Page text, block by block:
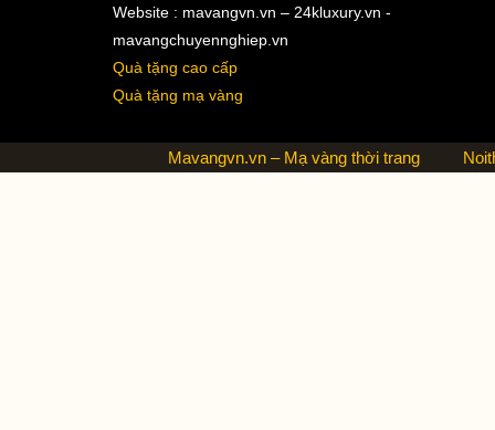
Website : mavangvn.vn – 24kluxury.vn -
mavangchuyennghiep.vn
Quà tặng cao cấp
Quà tặng mạ vàng
Mavangvn.vn – Mạ vàng thời trang